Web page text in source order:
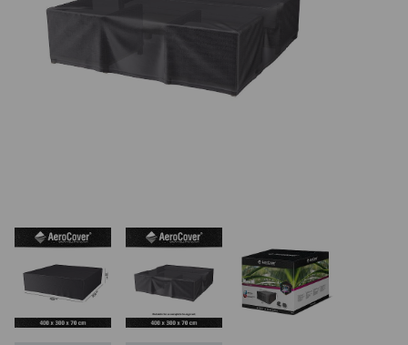
VŠE O NÁKUPU
KONTAKT